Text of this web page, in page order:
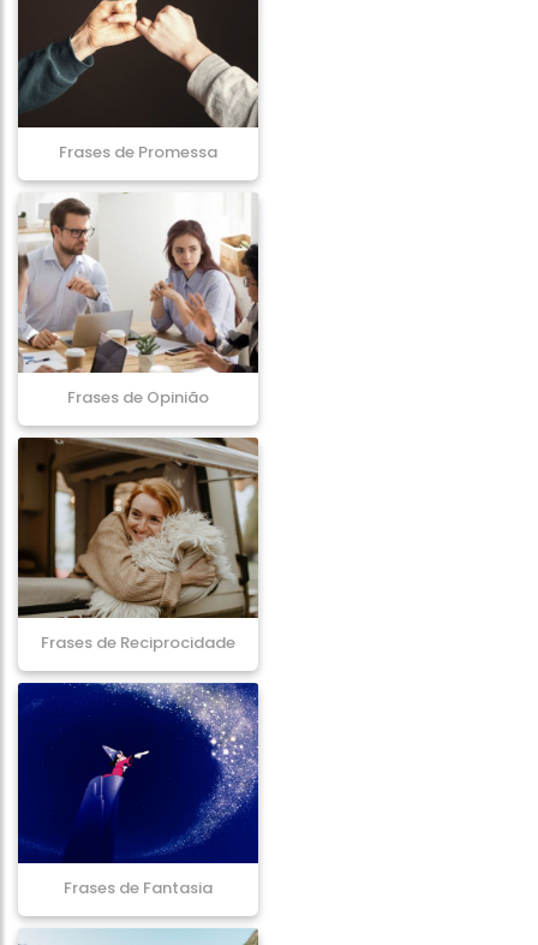
Frases de Promessa
Frases de Opinião
Frases de Reciprocidade
Frases de Fantasia